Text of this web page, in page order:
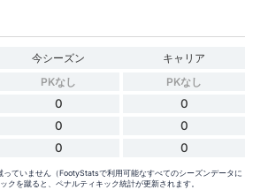
今シーズン
キャリア
PKなし
PKなし
0 0
0 0
0 0
ていません（FootyStatsで利用可能なすべてのシーズンデータに
クを蹴ると、ペナルティキック統計が更新されます。